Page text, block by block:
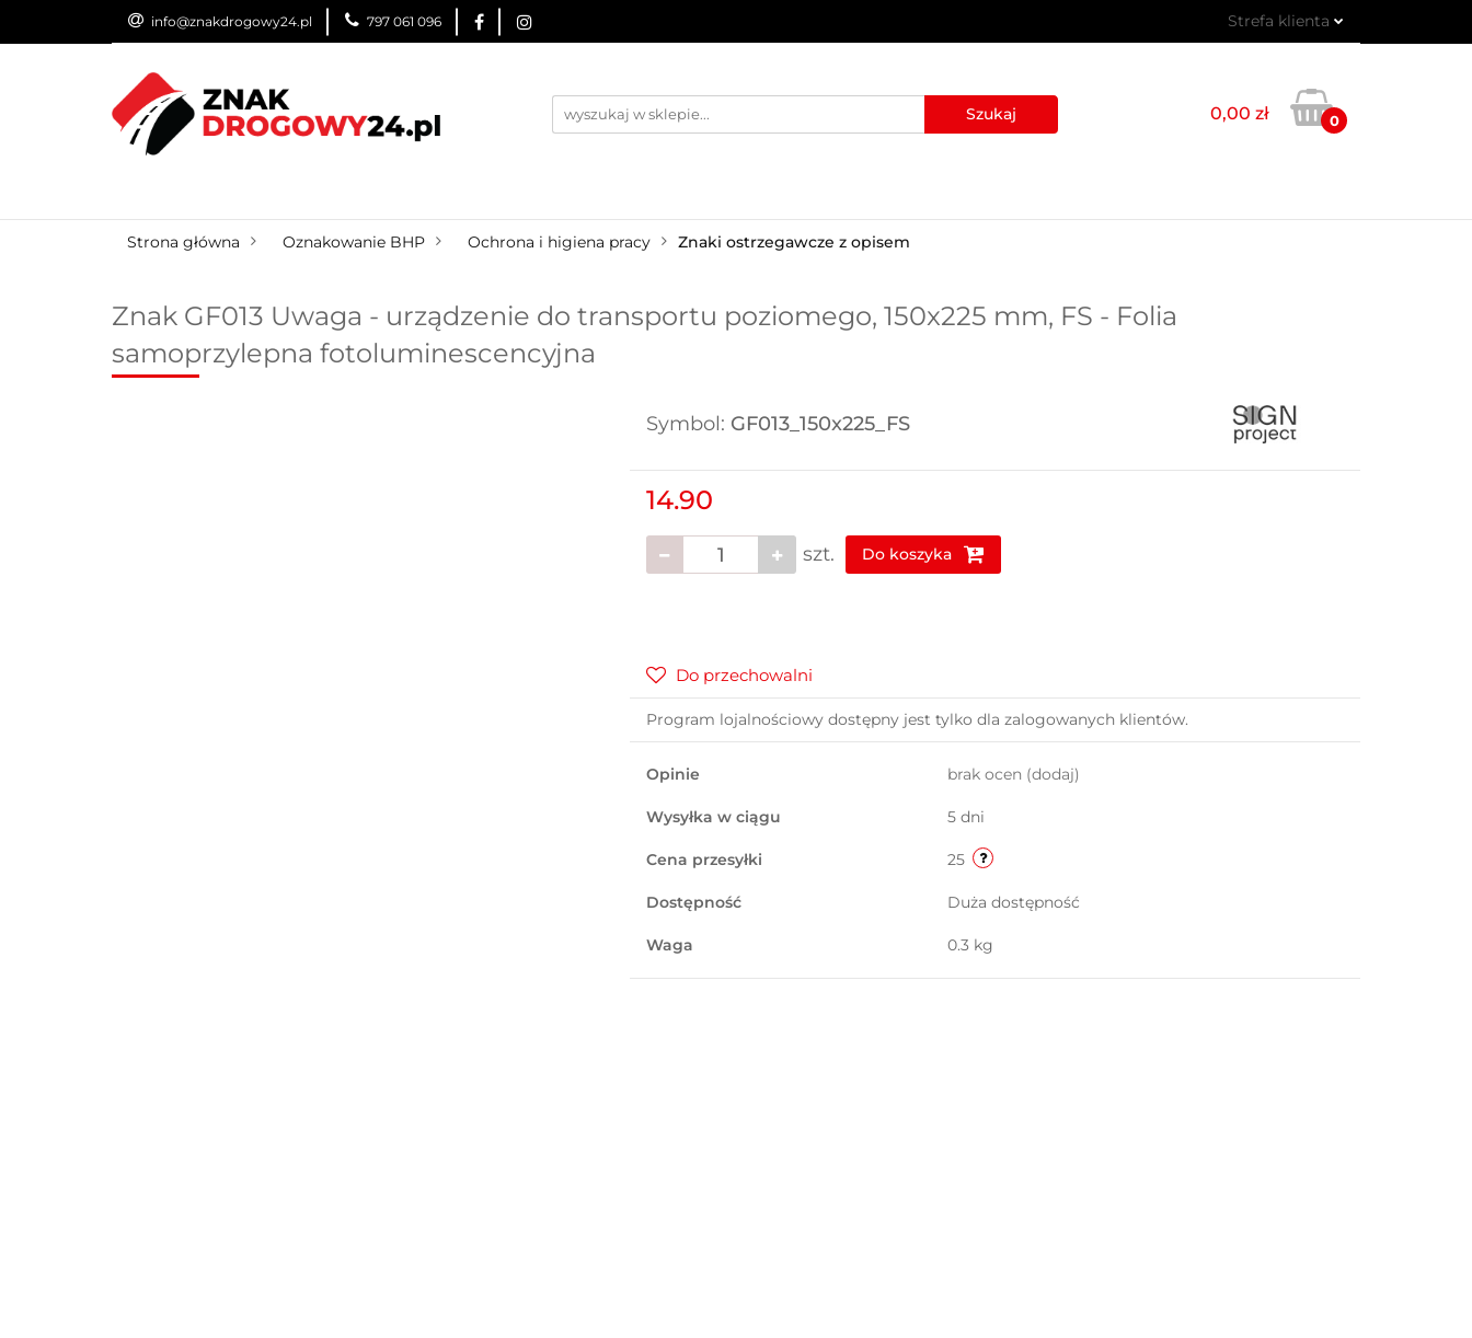
info@znakdrogowy24.pl 797 061 096 Strefa klienta
Zarejestruj się
Dodaj zgłoszenie
0,00 zł 0
ZNAKI DROGOWE URZĄDZENIA BRD
Strona główna Oznakowanie BHP Ochrona i higiena pracy Znaki ostrzegawcze z opisem
Znak GF013 Uwaga - urządzenie do transportu poziomego, 150x225 mm, FS - Folia
samoprzylepna fotoluminescencyjna
Symbol: GF013_150x225_FS
14.90
szt. Do koszyka
Do przechowalni
Program lojalnościowy dostępny jest tylko dla zalogowanych klientów.
Opinie brak ocen (dodaj)
Wysyłka w ciągu 5 dni
Cena przesyłki 25
Dostępność Duża dostępność
Waga 0.3 kg